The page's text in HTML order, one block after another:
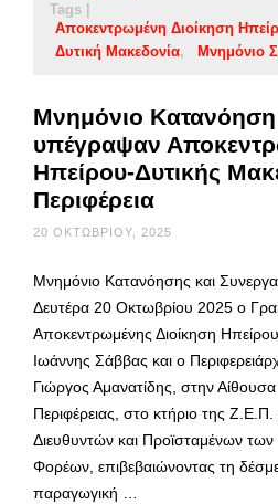
Tags |
Αποκεντρωμένη Διοίκηση
Δυτική Μακεδονία
Μνημόνιο
Μνημόνιο Κατανόηση
υπέγραψαν
Ηπείρου-Δυτικής
Περιφέρεια
20 ΟΚΤΩΒΡΊΟΥ, 2025
Μνημόνιο Κατανόησης και
Δευτέρα 20 Οκτωβρίου 2025 ο
Αποκεντρωμένης Διοίκηση
Ιωάννης Σάββας και ο
Γιώργος Αμανατίδης, στην
Περιφέρειας, στο κτήριο της
Διευθυντών και Προϊσταμένων
Φορέων, επιβεβαιώνοντας τη
παραγωγική …